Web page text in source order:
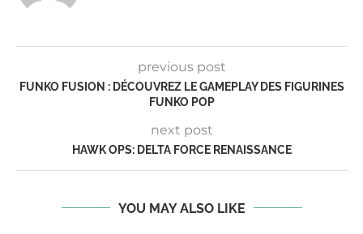
previous post
FUNKO FUSION : DÉCOUVREZ LE GAMEPLAY DES FIGURINES
FUNKO POP
next post
HAWK OPS: DELTA FORCE RENAISSANCE
YOU MAY ALSO LIKE